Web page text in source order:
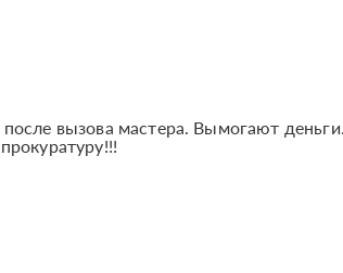
вызова мастера. Вымогают деньги.